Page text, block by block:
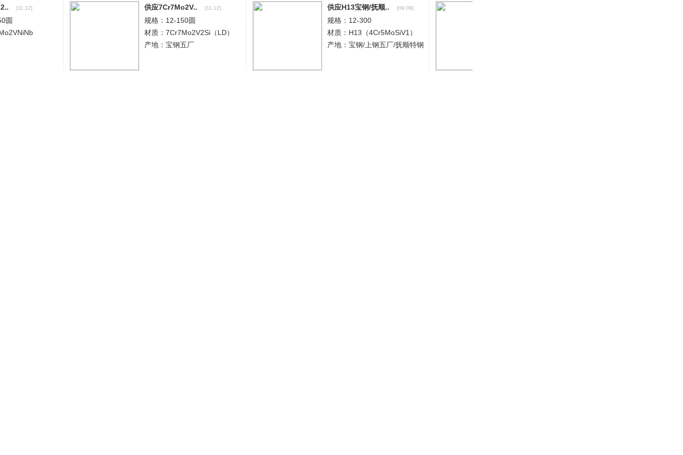
[11.12]
圆
供应7Cr7Mo2V.. [11.12]
规格：12-150圆
材质：7Cr7Mo2V2Si（LD）
产地：宝钢五厂
供应H13宝钢/抚顺.. [09.09]
规格：12-300
材质：H13（4Cr5MoSiV1）
产地：宝钢/上钢五厂/抚顺特钢